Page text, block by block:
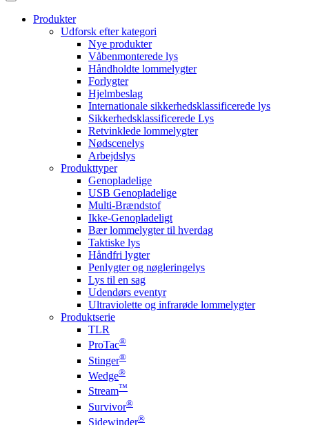
Produkter
Udforsk efter kategori
Nye produkter
Våbenmonterede lys
Håndholdte lommelygter
Forlygter
Hjelmbeslag
Internationale sikkerhedsklassificerede lys
Sikkerhedsklassificerede Lys
Retvinklede lommelygter
Nødscenelys
Arbejdslys
Produkttyper
Genopladelige
USB Genopladelige
Multi-Brændstof
Ikke-Genopladeligt
Bær lommelygter til hverdag
Taktiske lys
Håndfri lygter
Penlygter og nøgleringelys
Lys til en sag
Udendørs eventyr
Ultraviolette og infrarøde lommelygter
Produktserie
TLR
ProTac®
Stinger®
Wedge®
Stream™
Survivor®
Sidewinder®